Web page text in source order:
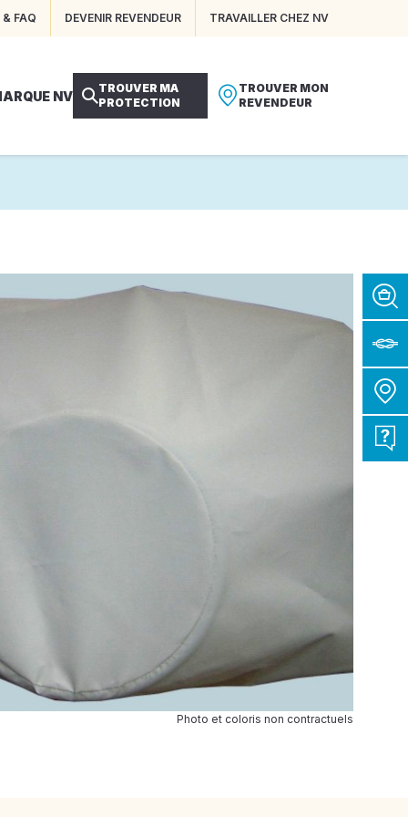
& FAQ DEVENIR REVENDEUR TRAVAILLER CHEZ NV
NV
TROUVER MA
PROTECTION
TROUVER MON
REVENDEUR
Photo et coloris non contractuels